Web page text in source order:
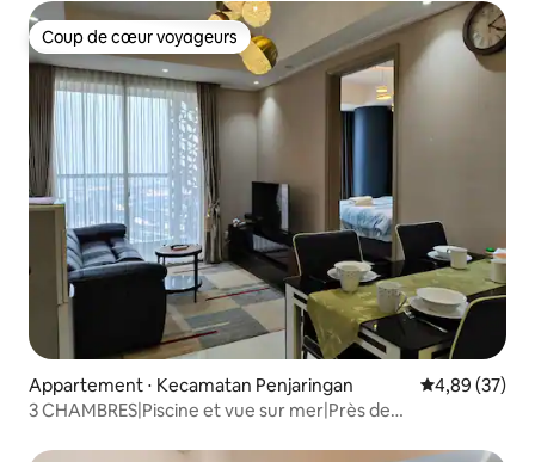
Coup de cœur voyageurs
Coup de cœur voyageurs
Appartement ⋅ Kecamatan Penjaringan Évaluation
4,89 (37)
3 CHAMBRES|Piscine et vue sur mer|Près de